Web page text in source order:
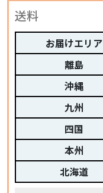
送料
お届けエリア
離島
沖縄
九州
四国
本州
北海道